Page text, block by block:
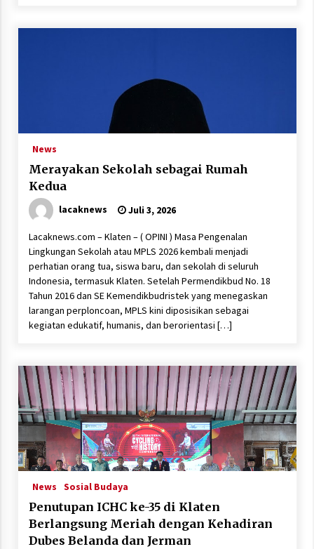
News
Merayakan Sekolah sebagai Rumah
Kedua
lacaknews Juli 3, 2026
Lacaknews.com – Klaten – ( OPINI ) Masa Pengenalan
Lingkungan Sekolah atau MPLS 2026 kembali menjadi
perhatian orang tua, siswa baru, dan sekolah di seluruh
Indonesia, termasuk Klaten. Setelah Permendikbud No. 18
Tahun 2016 dan SE Kemendikbudristek yang menegaskan
larangan perploncoan, MPLS kini diposisikan sebagai
kegiatan edukatif, humanis, dan berorientasi […]
News Sosial Budaya
Penutupan ICHC ke-35 di Klaten
Berlangsung Meriah dengan Kehadiran
Dubes Belanda dan Jerman